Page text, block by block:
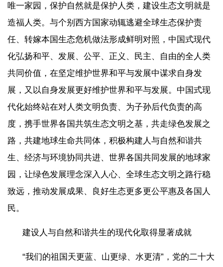
唯一家园，保护自然就是保护人类，建设生态文明就是
造福人类。与个别西方国家动辄逃避全球生态保护责
任、转嫁本国生态危机做法形成鲜明对照，中国式现代
化弘扬和平、发展、公平、正义、民主、自由的全人类
共同价值，在坚定维护世界和平与发展中谋求自身发
展，又以自身发展更好维护世界和平与发展。中国式现
代化始终站在对人类文明负责、为子孙后代负责的高
度，携手世界各国共筑生态文明之基，共走绿色发展之
路，共建地球生命共同体，积极构建人与自然和谐共
生、经济与环境协同共进、世界各国共同发展的地球家
园，让绿色发展理念深入人心、全球生态文明之路行稳
致远，推动发展成果、良好生态更多更公平惠及各国人
民。
建设人与自然和谐共生的现代化取得显著成就
“我们的祖国天更蓝、山更绿、水更清”，党的二十大